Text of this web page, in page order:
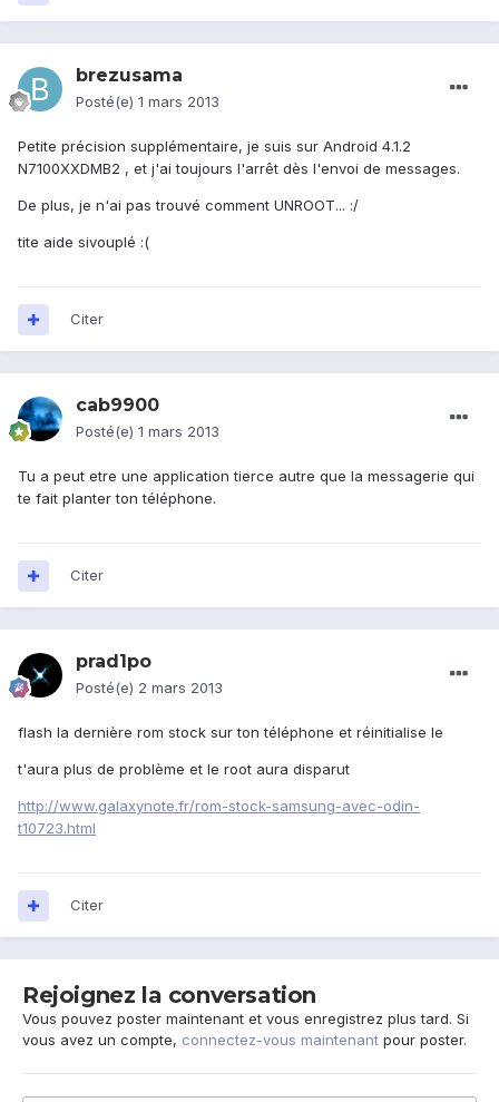
brezusama
Posté(e) 1 mars 2013
Petite précision supplémentaire, je suis sur Android 4.1.2
N7100XXDMB2 , et j'ai toujours l'arrêt dès l'envoi de messages.
De plus, je n'ai pas trouvé comment UNROOT... :/
tite aide sivouplé :(
Citer
cab9900
Posté(e) 1 mars 2013
Tu a peut etre une application tierce autre que la messagerie qui
te fait planter ton téléphone.
Citer
prad1po
Posté(e) 2 mars 2013
flash la dernière rom stock sur ton téléphone et réinitialise le
t'aura plus de problème et le root aura disparut
http://www.galaxynote.fr/rom-stock-samsung-avec-odin-
t10723.html
Citer
Rejoignez la conversation
Vous pouvez poster maintenant et vous enregistrez plus tard. Si
vous avez un compte, connectez-vous maintenant pour poster.